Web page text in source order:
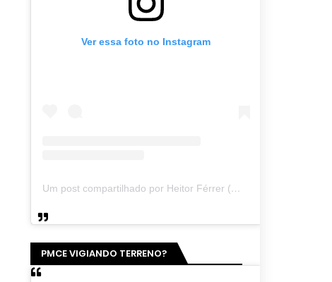
Ver essa foto no Instagram
Um post compartilhado por Heitor Férrer (@heitor_ferrer77)
PMCE VIGIANDO TERRENO?